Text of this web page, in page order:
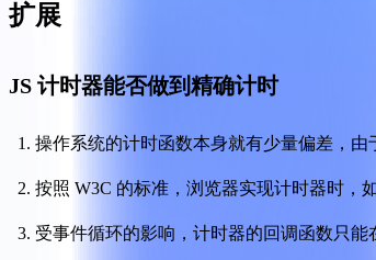
扩展
JS 计时器能否做到精确计时
操作系统的计时函数本身就有少量偏差，
按照 W3C 的标准，浏览器实现计时器时，
受事件循环的影响，计时器的回调函数只